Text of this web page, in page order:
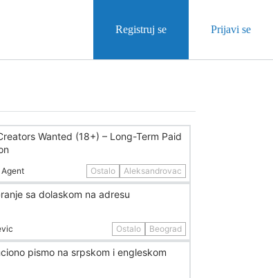
Registruj se Prijavi se
Wanted (18+) – Long-Term Paid
Ostalo Aleksandrovac
sa dolaskom na adresu
Ostalo Beograd
pismo na srpskom i engleskom